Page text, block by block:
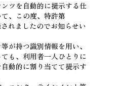
ンツを自動的に提示する仕
、この度、特許第
れましたのでお知らせい
が持つ識別情報を用い、
も、利用者一人ひとりに
動的に割り当てて提示す